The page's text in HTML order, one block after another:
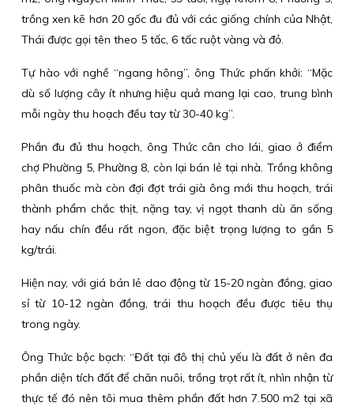
trồng xen kẽ hơn 20 gốc đu đủ với các giống chính của Nhật,
Thái được gọi tên theo 5 tấc, 6 tấc ruột vàng và đỏ.
Tự hào với nghề “ngang hông”, ông Thức phấn khởi: “Mặc
dù số lượng cây ít nhưng hiệu quả mang lại cao, trung bình
mỗi ngày thu hoạch đều tay từ 30-40 kg”.
Phần đu đủ thu hoạch, ông Thức cân cho lái, giao ở điểm
chợ Phường 5, Phường 8, còn lại bán lẻ tại nhà. Trồng không
phân thuốc mà còn đợi đợt trái già ông mới thu hoạch, trái
thành phẩm chắc thịt, nặng tay, vị ngọt thanh dù ăn sống
hay nấu chín đều rất ngon, đặc biệt trọng lượng to gần 5
kg/trái.
Hiện nay, với giá bán lẻ dao động từ 15-20 ngàn đồng, giao
sỉ từ 10-12 ngàn đồng, trái thu hoạch đều được tiêu thụ
trong ngày.
Ông Thức bộc bạch: “Đất tại đô thị chủ yếu là đất ở nên đa
phần diện tích đất để chăn nuôi, trồng trọt rất ít, nhìn nhận từ
thực tế đó nên tôi mua thêm phần đất hơn 7.500 m2 tại xã